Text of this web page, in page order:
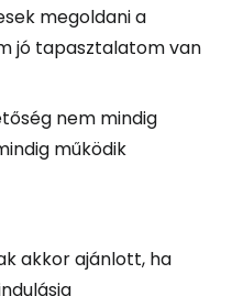
megoldani a
jó tapasztalatom van
nem mindig
működik
akkor ajánlott, ha